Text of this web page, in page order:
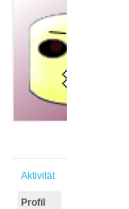
Aktivität
Profil